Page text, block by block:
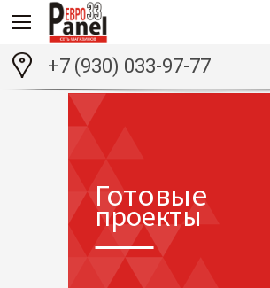
+7 (930) 033-97-77
Готовые
проекты